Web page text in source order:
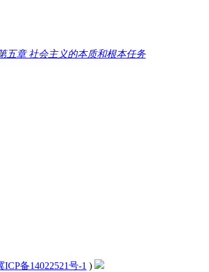
五章 社会主义的本质和根本任务
ICP备14022521号-1 )